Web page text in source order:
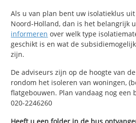
Als u van plan bent uw isolatieklus
Noord-Holland, dan is het belangrijk
informeren over welk type
geschikt is en wat de
zijn.
De adviseurs zijn op de hoogte van
rondom het isoleren van woningen,
flatgebouwen. Plan vandaag nog een
020-2246260